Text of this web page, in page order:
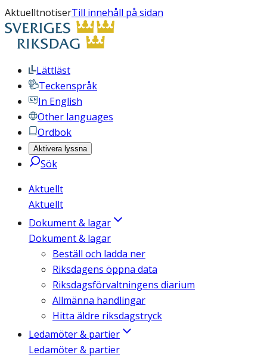
AktuelltnotiserTill innehåll på sidan
Lättläst
Teckenspråk
In English
Other languages
Ordbok
Aktivera lyssna
Sök
Aktuellt
Aktuellt
Dokument & lagar
Dokument & lagar
Beställ och ladda ner
Riksdagens öppna data
Riksdagsförvaltningens diarium
Allmänna handlingar
Hitta äldre riksdagstryck
Ledamöter & partier
Ledamöter & partier